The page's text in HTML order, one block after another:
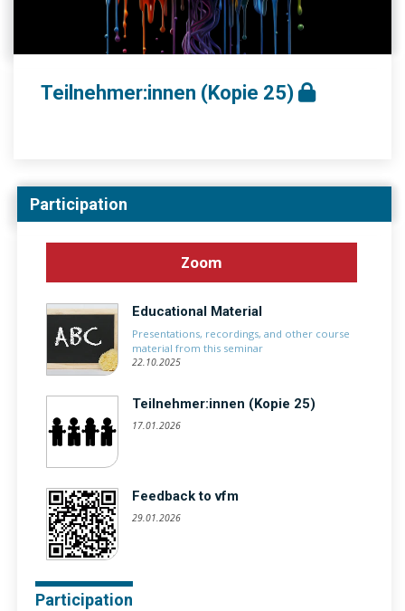
Teilnehmer:innen (Kopie 25)
Participation
Zoom
Educational Material
Presentations, recordings, and other course
material from this seminar
22.10.2025
Teilnehmer:innen (Kopie 25)
17.01.2026
Feedback to vfm
29.01.2026
Participation